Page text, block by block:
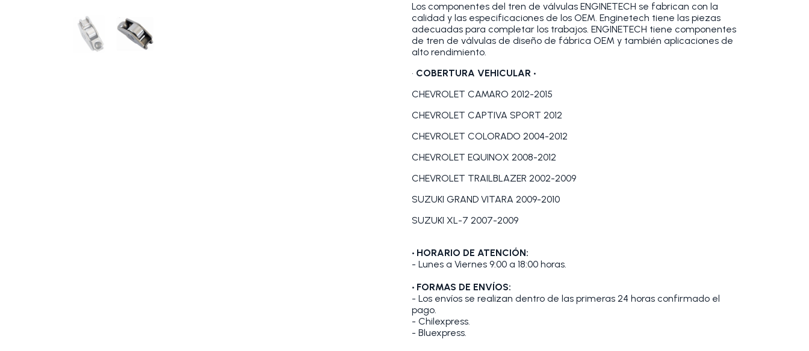
Los componentes del tren de válvulas ENGINETECH se fabrican con la
calidad y las especificaciones de los OEM. Enginetech tiene las piezas
adecuadas para completar los trabajos. ENGINETECH tiene componentes
de tren de válvulas de diseño de fábrica OEM y también aplicaciones de
alto rendimiento.
• COBERTURA VEHICULAR •
CHEVROLET CAMARO 2012-2015
CHEVROLET CAPTIVA SPORT 2012
CHEVROLET COLORADO 2004-2012
CHEVROLET EQUINOX 2008-2012
CHEVROLET TRAILBLAZER 2002-2009
SUZUKI GRAND VITARA 2009-2010
SUZUKI XL-7 2007-2009
• HORARIO DE ATENCIÓN:
- Lunes a Viernes 9:00 a 18:00 horas.
• FORMAS DE ENVÍOS:
- Los envíos se realizan dentro de las primeras 24 horas confirmado el
pago.
- Chilexpress.
- Bluexpress.